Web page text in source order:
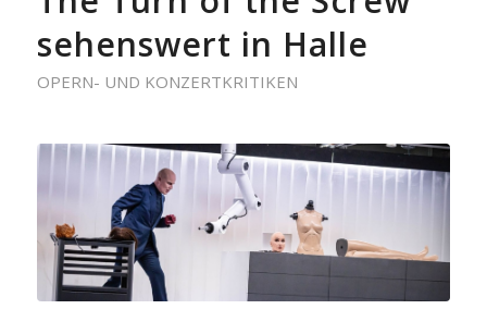
sehenswert in Halle
OPERN- UND KONZERTKRITIKEN